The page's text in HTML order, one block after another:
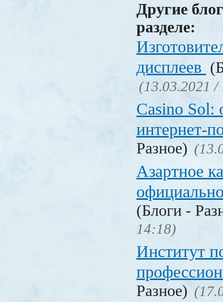
Другие
разделе:
дисплеев
(13.03.2021 /
Casino Sol:
интернет-
Разное)
Азартное
(Блоги -
14:18)
Институт
Разное)